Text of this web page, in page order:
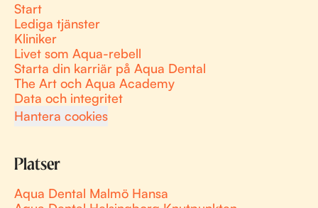
Start
Lediga tjänster
Kliniker
Livet som Aqua-rebell
Starta din karriär på Aqua Dental
The Art och Aqua Academy
Data och integritet
Hantera cookies
Platser
Aqua Dental Malmö Hansa